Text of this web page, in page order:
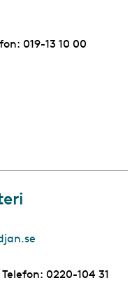
Telefon
019-13 10 00
Telefon: Telefon
0220-104 31